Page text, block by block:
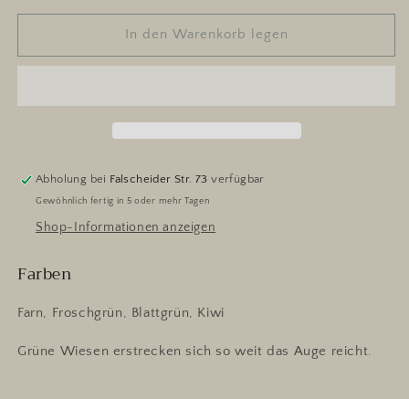
Menge
Wiesengrund
Menge
für
Wiesengrund
In den Warenkorb legen
Abholung bei Falscheider Str. 73 verfügbar
Gewöhnlich fertig in 5 oder mehr Tagen
Shop-Informationen anzeigen
Farben
Farn, Froschgrün, Blattgrün, Kiwi
Grüne Wiesen erstrecken sich so weit das Auge reicht.